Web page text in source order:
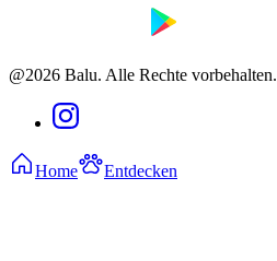
@2026 Balu. Alle Rechte vorbehalten.
Home Entdecken